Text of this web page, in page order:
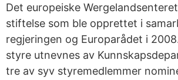
Det europeiske
stiftelse som ble opprettet i
regjeringen og Europarådet i
styre utnevnes av
tre av syv styremedlemmer